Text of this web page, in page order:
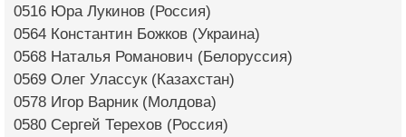
0516 Юра Лукинов (Россия)
0564 Константин Божков (Украина)
0568 Наталья Романович (Белоруссия)
0569 Олег Улассук (Казахстан)
0578 Игор Варник (Молдова)
0580 Сергей Терехов (Россия)